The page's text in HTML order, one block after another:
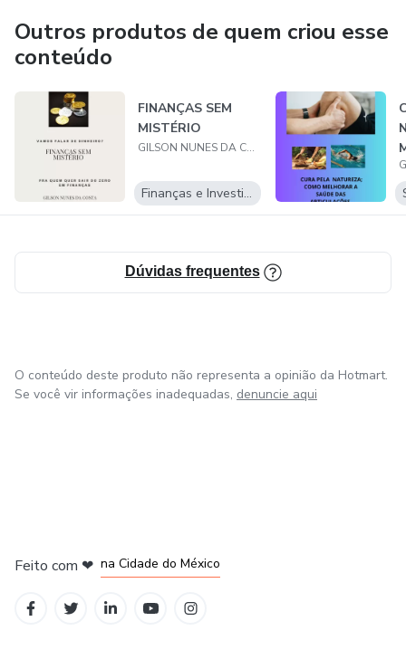
Outros produtos de quem criou esse
conteúdo
FINANÇAS SEM
MISTÉRIO
GILSON NUNES DA COSTA
Finanças e Investimentos
Dúvidas frequentes
O conteúdo deste produto não representa a opinião da Hotmart.
Se você vir informações inadequadas, denuncie aqui
Feito com ❤ na Cidade do México